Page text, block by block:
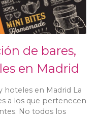
de bares,
en Madrid
hoteles en Madrid La
a los que pertenecen
No todos los